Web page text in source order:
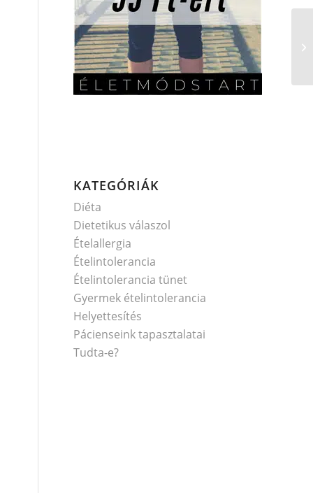
KATEGÓRIÁK
Diéta
Dietetikus válaszol
Ételallergia
Ételintolerancia
Ételintolerancia tünet
Gyermek ételintolerancia
Helyettesítés
Pácienseink tapasztalatai
Tudta-e?